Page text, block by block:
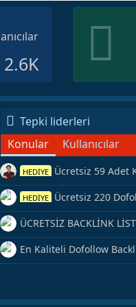
2.6K
Tepki liderleri
Konular
Kullanıcılar
HEDİYE Ücretsiz 59 Adet
Backlink Kaynağı
HEDİYE Ücretsiz 220
Veriyorum
ÜCRETSİZ BACKLİNK
Hemen Yetiş!
En Kaliteli Dofollow